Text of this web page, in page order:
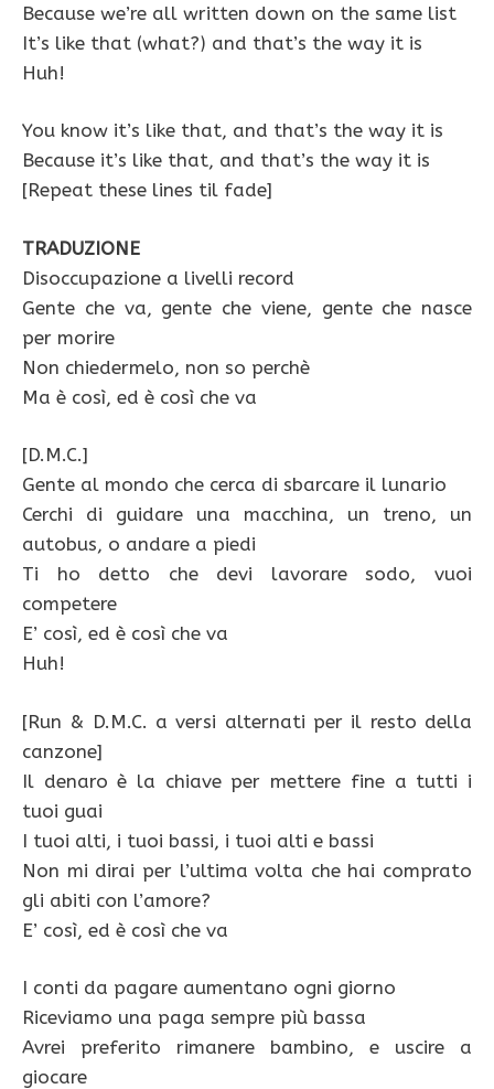
Because we’re all written down on the same list
It’s like that (what?) and that’s the way it is
Huh!
You know it’s like that, and that’s the way it is
Because it’s like that, and that’s the way it is
[Repeat these lines til fade]
TRADUZIONE
Disoccupazione a livelli record
Gente che va, gente che viene, gente che nasce
per morire
Non chiedermelo, non so perchè
Ma è così, ed è così che va
[D.M.C.]
Gente al mondo che cerca di sbarcare il lunario
Cerchi di guidare una macchina, un treno, un
autobus, o andare a piedi
Ti ho detto che devi lavorare sodo, vuoi
competere
E’ così, ed è così che va
Huh!
[Run & D.M.C. a versi alternati per il resto della
canzone]
Il denaro è la chiave per mettere fine a tutti i
tuoi guai
I tuoi alti, i tuoi bassi, i tuoi alti e bassi
Non mi dirai per l’ultima volta che hai comprato
gli abiti con l’amore?
E’ così, ed è così che va
I conti da pagare aumentano ogni giorno
Riceviamo una paga sempre più bassa
Avrei preferito rimanere bambino, e uscire a
giocare